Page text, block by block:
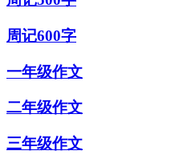
周记600字
一年级作文
二年级作文
三年级作文